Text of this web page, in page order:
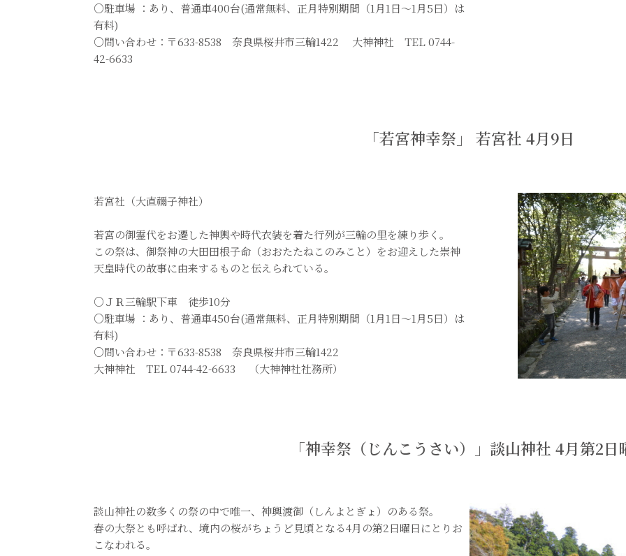
○駐車場 ：あり、普通車400台(通常無料、正月特別期間（1月1日～1月5日）は
有料)
○問い合わせ：〒633-8538 奈良県桜井市三輪1422 大神神社 TEL 0744-
42-6633
「若宮神幸祭」 若宮社 4月9日
若宮社（大直禰子神社）
若宮の御霊代をお遷した神輿や時代衣装を着た行列が三輪の里を練り歩く。
この祭は、御祭神の大田田根子命（おおたたねこのみこと）をお迎えした崇神
天皇時代の故事に由来するものと伝えられている。
○ＪＲ三輪駅下車 徒歩10分
○駐車場 ：あり、普通車450台(通常無料、正月特別期間（1月1日～1月5日）は
有料)
○問い合わせ：〒633-8538 奈良県桜井市三輪1422
大神神社 TEL 0744-42-6633 （大神神社社務所）
「神幸祭（じんこうさい）」談山神社 4月第2日
談山神社の数多くの祭の中で唯一、神輿渡御（しんよとぎょ）のある祭。
春の大祭とも呼ばれ、境内の桜がちょうど見頃となる4月の第2日曜日にとりお
こなわれる。